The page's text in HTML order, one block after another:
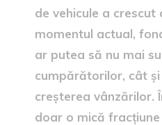
de vehicule a
momentul actual,
ar putea să nu mai
cumpărătorilor, cât
creșterea vânzărilor.
doar o mică